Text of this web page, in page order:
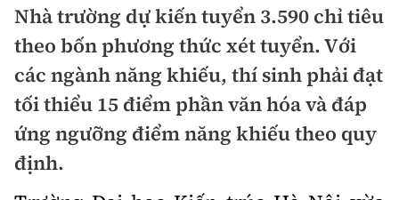
Chính trị
Xã hội
Chuyện dọc đường
Cải chính
Xây dựng
Chỉ đạo điều hành
Quy hoạch kiến trúc
Vật liệu xây dựng
Giao thông
Quản lý
Đường bộ
Kinh tế
Thị trường
Pháp luật
Nhà trường dự kiến tuyển 3.590 chỉ tiêu
theo bốn phương thức xét tuyển. Với
các ngành năng khiếu, thí sinh phải đạt
tối thiểu 15 điểm phần văn hóa và đáp
ứng ngưỡng điểm năng khiếu theo quy
định.